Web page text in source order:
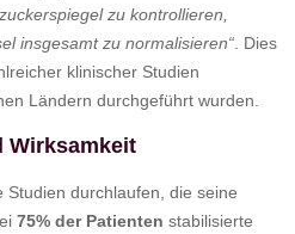
zu kontrollieren,
insgesamt zu normalisieren“ . Dies
klinischer Studien
Ländern durchgeführt wurden.
Wirksamkeit
Studien durchlaufen, die seine
75% der Patienten stabilisierte